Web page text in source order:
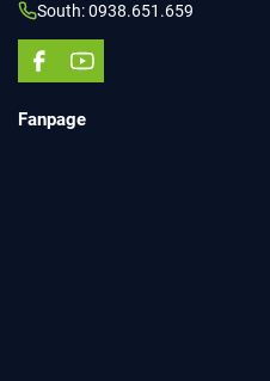
South: 0938.651.659
Fanpage